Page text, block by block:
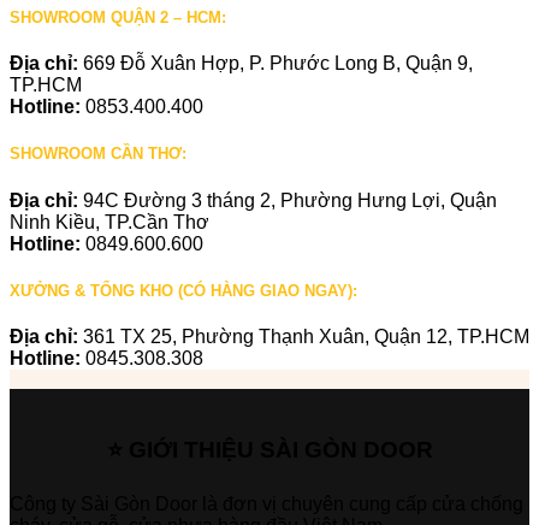
SHOWROOM QUẬN 2 – HCM:
Địa chỉ: 669 Đỗ Xuân Hợp, P. Phước Long B, Quận 9,
TP.HCM
Hotline: 0853.400.400
SHOWROOM CẦN THƠ:
Địa chỉ: 94C Đường 3 tháng 2, Phường Hưng Lợi, Quận
Ninh Kiều, TP.Cần Thơ
Hotline: 0849.600.600
XƯỞNG & TỔNG KHO (CÓ HÀNG GIAO NGAY):
Địa chỉ: 361 TX 25, Phường Thạnh Xuân, Quận 12, TP.HCM
Hotline: 0845.308.308